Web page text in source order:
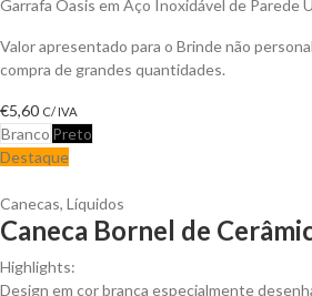
Garrafa Oasis em Aço Inoxidável de Parede
Valor apresentado para o Brinde não
compra de grandes quantidades.
€5,60 C/ IVA
Branco Preto
Destaque
Canecas, Líquidos
Caneca Bornel de
Highlights:
Design em cor branca especialmente